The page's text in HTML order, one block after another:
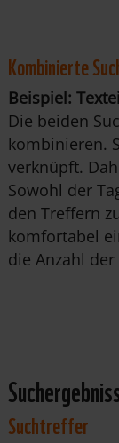
Kombinierte
Beispiel:
Die beiden
kombinieren.
verknüpft.
Sowohl der
den Treffern
komfortabel
die Anzahl
Suchtreffer